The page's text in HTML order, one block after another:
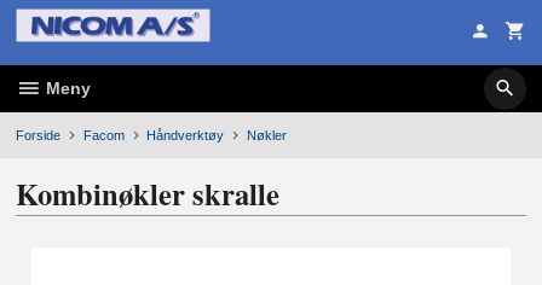
Gå
innholdet
Meny
Forside Facom Håndverktøy Nøkler
Kombinøkler skralle